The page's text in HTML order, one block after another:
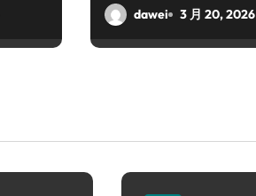
dawei 3 月 20, 2026